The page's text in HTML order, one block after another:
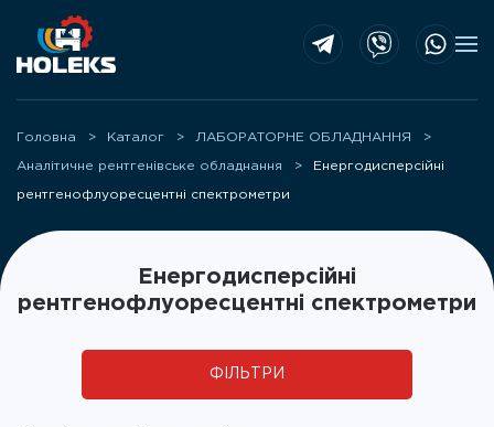
Skip to main content
Головна Каталог ЛАБОРАТОРНЕ ОБЛАДНАННЯ
Аналітичне рентгенівське обладнання Енергодисперсійні
рентгенофлуоресцентні спектрометри
Енергодисперсійні
рентгенофлуоресцентні спектрометри
ФІЛЬТРИ